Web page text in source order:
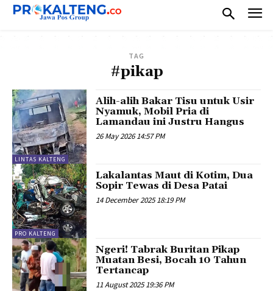
TAG
#pikap
LINTAS KALTENG
Alih-alih Bakar Tisu untuk Usir
Nyamuk, Mobil Pria di
Lamandau ini Justru Hangus
26 May 2026 14:57 PM
PRO KALTENG
Lakalantas Maut di Kotim, Dua
Sopir Tewas di Desa Patai
14 December 2025 18:19 PM
Ngeri! Tabrak Buritan Pikap
Muatan Besi, Bocah 10 Tahun
Tertancap
11 August 2025 19:36 PM